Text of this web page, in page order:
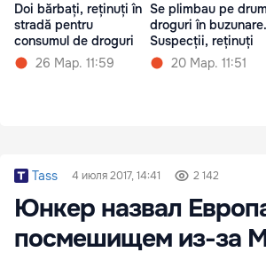
Doi bărbați, reținuți în
stradă pentru
consumul de droguri
26 Мар. 11:59
Se plimbau pe
droguri în buzunare.
Suspecții, reținuți
20 Мар. 11:51
Tass 4 июля 2017, 14:41 2 142
Юнкер назвал
посмешищем из-за